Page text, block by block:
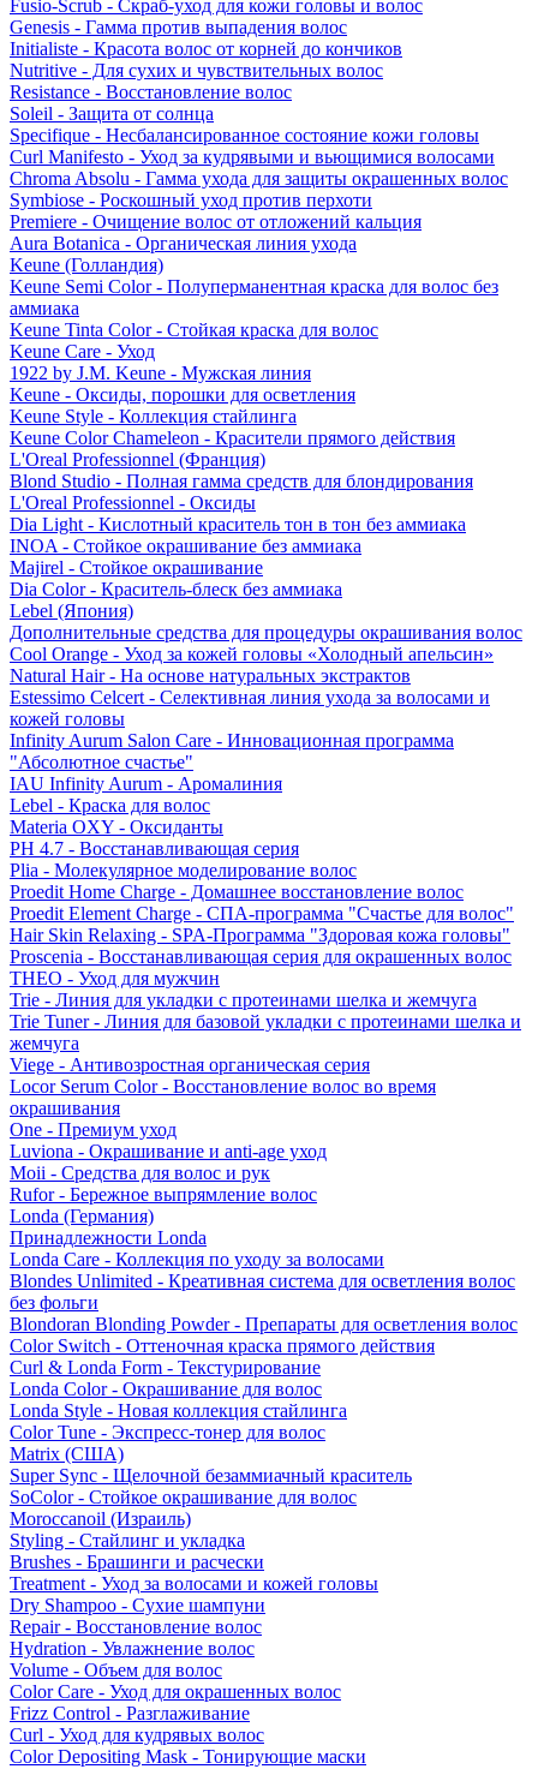
Fusio-Scrub - Скраб-уход для кожи головы и волос
Genesis - Гамма против выпадения волос
Initialiste - Красота волос от корней до кончиков
Nutritive - Для сухих и чувствительных волос
Resistance - Восстановление волос
Soleil - Защита от солнца
Specifique - Несбалансированное состояние кожи головы
Curl Manifesto - Уход за кудрявыми и вьющимися волосами
Chroma Absolu - Гамма ухода для защиты окрашенных волос
Symbiose - Роскошный уход против перхоти
Premiere - Очищение волос от отложений кальция
Aura Botanica - Органическая линия ухода
Keune (Голландия)
Keune Semi Color - Полуперманентная краска для волос без
аммиака
Keune Tinta Color - Стойкая краска для волос
Keune Care - Уход
1922 by J.M. Keune - Мужская линия
Keune - Оксиды, порошки для осветления
Keune Style - Коллекция стайлинга
Keune Color Chameleon - Красители прямого действия
L'Oreal Professionnel (Франция)
Blond Studio - Полная гамма средств для блондирования
L'Oreal Professionnel - Оксиды
Dia Light - Кислотный краситель тон в тон без аммиака
INOA - Стойкое окрашивание без аммиака
Majirel - Стойкое окрашивание
Dia Color - Краситель-блеск без аммиака
Lebel (Япония)
Дополнительные средства для процедуры окрашивания волос
Cool Orange - Уход за кожей головы «Холодный апельсин»
Natural Hair - На основе натуральных экстрактов
Estessimo Celcert - Селективная линия ухода за волосами и
кожей головы
Infinity Aurum Salon Care - Инновационная программа
"Абсолютное счастье"
IAU Infinity Aurum - Аромалиния
Lebel - Краска для волос
Materia OXY - Оксиданты
PH 4.7 - Восстанавливающая серия
Plia - Молекулярное моделирование волос
Proedit Home Charge - Домашнее восстановление волос
Proedit Element Charge - СПА-программа "Счастье для волос"
Hair Skin Relaxing - SPA-Программа "Здоровая кожа головы"
Proscenia - Восстанавливающая серия для окрашенных волос
THEO - Уход для мужчин
Trie - Линия для укладки с протеинами шелка и жемчуга
Trie Tuner - Линия для базовой укладки с протеинами шелка и
жемчуга
Viege - Антивозростная органическая серия
Locor Serum Color - Восстановление волос во время
окрашивания
One - Премиум уход
Luviona - Окрашивание и anti-age уход
Moii - Средства для волос и рук
Rufor - Бережное выпрямление волос
Londa (Германия)
Принадлежности Londa
Londa Care - Коллекция по уходу за волосами
Blondes Unlimited - Креативная система для осветления волос
без фольги
Blondoran Blonding Powder - Препараты для осветления волос
Color Switch - Оттеночная краска прямого действия
Curl & Londa Form - Текстурирование
Londa Color - Окрашивание для волос
Londa Style - Новая коллекция стайлинга
Color Tune - Экспресс-тонер для волос
Matrix (США)
Super Sync - Щелочной безаммиачный краситель
SoColor - Стойкое окрашивание для волос
Moroccanoil (Израиль)
Styling - Стайлинг и укладка
Brushes - Брашинги и расчески
Treatment - Уход за волосами и кожей головы
Dry Shampoo - Сухие шампуни
Repair - Восстановление волос
Hydration - Увлажнение волос
Volume - Объем для волос
Color Care - Уход для окрашенных волос
Frizz Control - Разглаживание
Curl - Уход для кудрявых волос
Color Depositing Mask - Тонирующие маски